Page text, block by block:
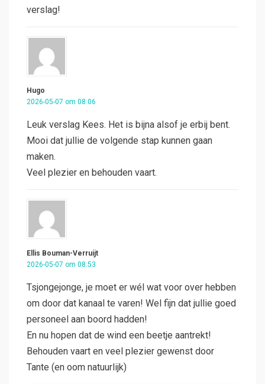
verslag!
Hugo
2026-05-07 om 08:06
Leuk verslag Kees. Het is bijna alsof je erbij bent.
Mooi dat jullie de volgende stap kunnen gaan
maken.
Veel plezier en behouden vaart.
Ellis Bouman-Verruijt
2026-05-07 om 08:53
Tsjongejonge, je moet er wél wat voor over hebben
om door dat kanaal te varen! Wel fijn dat jullie goed
personeel aan boord hadden!
En nu hopen dat de wind een beetje aantrekt!
Behouden vaart en veel plezier gewenst door
Tante (en oom natuurlijk)